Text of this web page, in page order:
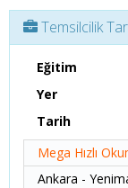
Temsilcilik
Eğitim
Yer
Tarih
Mega Hızlı
Ankara -